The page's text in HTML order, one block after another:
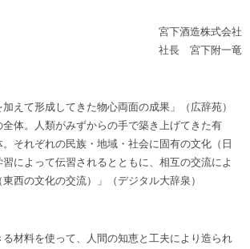
宮下酒造株式会社
社長 宮下附一竜
えて形成してきた物心両面の成果」（広辞苑）
全体。人類がみずからの手で築き上げてきた有
それぞれの民族・地域・社会に固有の文化（日
によって伝習されるとともに、相互の交流によ
西の文化の交流）」（デジタル大辞泉）
る材料を使って、人間の知恵と工夫により造られ